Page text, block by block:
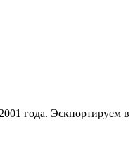
года. Эскпортируем в